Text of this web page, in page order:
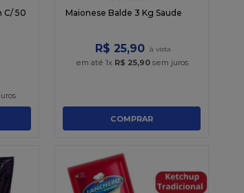
C/ 50
Maionese Balde 3 Kg Saude
R$ 25,90
em até 1x R$ 25,90sem juros
COMPRAR